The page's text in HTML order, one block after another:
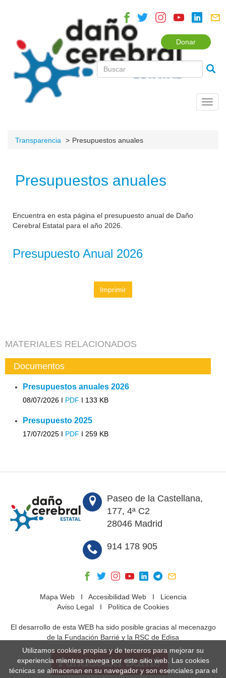
Donar
Transparencia Presupuestos anuales
Presupuestos anuales
Encuentra en esta página el presupuesto anual de Daño
Cerebral Estatal para el año 2026.
Presupuesto Anual 2026
Imprimir
MATERIALES RELACIONADOS
Documentos
Presupuestos anuales 2026
08/07/2026 I PDF I 133 KB
Presupuesto 2025
17/07/2025 I PDF I 259 KB
Paseo de la Castellana,
177, 4ª C2
28046 Madrid
914 178 905
Mapa WebI Accesibilidad WebI Licencia
Aviso Legal I Política de Cookies
El desarrollo de esta WEB ha sido posible gracias al mecenazgo
de la Fundación Barrié y la RSC de Edisa
Utilizamos cookies propias y de terceros para mejorar su
experiencia mientras navega por este sitio web. Las cookies
técnicas se almacenan en su navegador y son esenciales para el